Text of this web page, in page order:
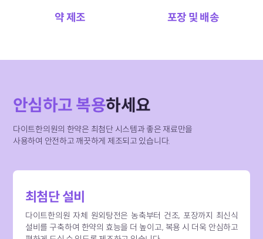
약 제조 포장 및 배송
안심하고 복용하세요
다이트한의원의 한약은 최첨단 시스템과 좋은 재료만을
사용하여 안전하고 깨끗하게 제조되고 있습니다.
최첨단 설비
다이트한의원 자체 원외탕전은 농축부터 건조, 포장까지 최신식
설비를 구축하여 한약의 효능을 더 높이고, 복용 시 더욱 안심하고